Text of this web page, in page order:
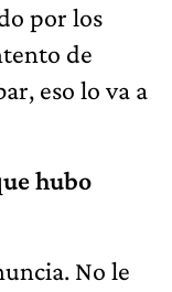
por los
de
eso lo va a
hubo
No le